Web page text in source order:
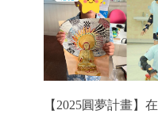
【2025圓夢計畫】